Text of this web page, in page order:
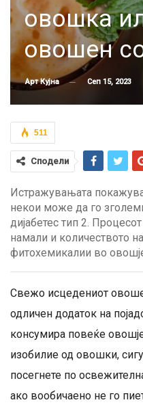
овошка
овошен
Арт Кујна Сеп 15, 2023
511
Сподели
Истражувањата
некои може да го
дијабетес тип 2.
намали и количеството
фитохемикалии во
Свежо исцедениот
одличен додаток на
консумира повеќе
изобилие од овошки,
посегнете по
ако вообичаено не го